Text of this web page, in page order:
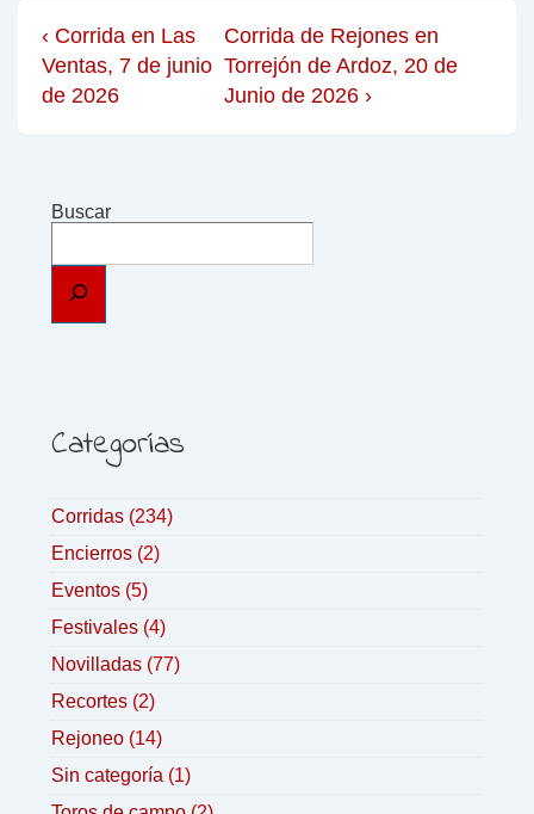
‹ Corrida en Las
Ventas, 7 de junio
de 2026
Corrida de Rejones en
Torrejón de Ardoz, 20 de
Junio de 2026 ›
Buscar
Categorías
Corridas (234)
Encierros (2)
Eventos (5)
Festivales (4)
Novilladas (77)
Recortes (2)
Rejoneo (14)
Sin categoría (1)